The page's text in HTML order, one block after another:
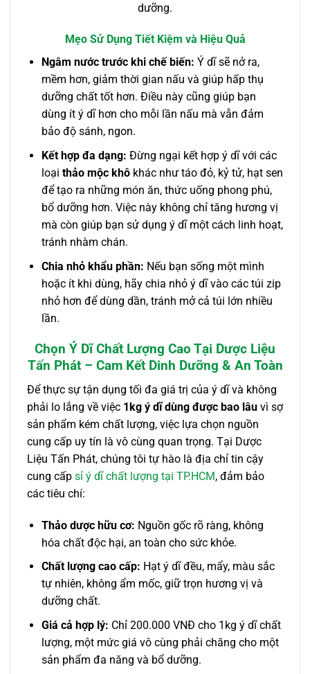
dưỡng.
Mẹo Sử Dụng Tiết Kiệm và Hiệu Quả
Ngâm nước trước khi chế biến: Ý dĩ sẽ nở ra,
mềm hơn, giảm thời gian nấu và giúp hấp thụ
dưỡng chất tốt hơn. Điều này cũng giúp bạn
dùng ít ý dĩ hơn cho mỗi lần nấu mà vẫn đảm
bảo độ sánh, ngon.
Kết hợp đa dạng: Đừng ngại kết hợp ý dĩ với các
loại thảo mộc khôkhác như táo đỏ, kỷ tử, hạt sen
để tạo ra những món ăn, thức uống phong phú,
bổ dưỡng hơn. Việc này không chỉ tăng hương vị
mà còn giúp bạn sử dụng ý dĩ một cách linh hoạt,
tránh nhàm chán.
Chia nhỏ khẩu phần: Nếu bạn sống một mình
hoặc ít khi dùng, hãy chia nhỏ ý dĩ vào các túi zip
nhỏ hơn để dùng dần, tránh mở cả túi lớn nhiều
lần.
Chọn Ý Dĩ Chất Lượng Cao Tại Dược Liệu
Tấn Phát – Cam Kết Dinh Dưỡng & An Toàn
Để thực sự tận dụng tối đa giá trị của ý dĩ và không
phải lo lắng về việc 1kg ý dĩ dùng được bao lâu vì sợ
sản phẩm kém chất lượng, việc lựa chọn nguồn
cung cấp uy tín là vô cùng quan trọng. Tại Dược
Liệu Tấn Phát, chúng tôi tự hào là địa chỉ tin cậy
cung cấp sỉ ý dĩ chất lượng tại TP.HCM, đảm bảo
các tiêu chí:
Thảo dược hữu cơ: Nguồn gốc rõ ràng, không
hóa chất độc hại, an toàn cho sức khỏe.
Chất lượng cao cấp: Hạt ý dĩ đều, mẩy, màu sắc
tự nhiên, không ẩm mốc, giữ trọn hương vị và
dưỡng chất.
Giá cả hợp lý: Chỉ 200.000 VNĐ cho 1kg ý dĩ chất
lượng, một mức giá vô cùng phải chăng cho một
sản phẩm đa năng và bổ dưỡng.